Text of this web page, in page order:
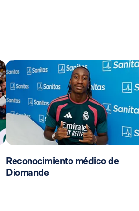
Reconocimiento médico de
Diomande